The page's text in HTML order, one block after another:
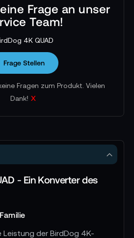
Frage an unser
Team!
4K QUAD
Frage Stellen
Fragen zum Produkt. Vielen
Dank! x
- Ein Konverter des
Leistung der BirdDog 4K-